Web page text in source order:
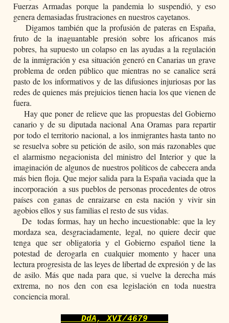
Fuerzas Armadas porque la pandemia lo suspendió, y eso
genera demasiadas frustraciones en nuestros cayetanos.
fruto de la inaguantable presión sobre los africanos más
pobres, ha supuesto un colapso en las ayudas a la regulación
de la inmigración y esa situación generó en Canarias un grave
problema de orden público que mientras no se canalice será
pasto de los informativos y de las difusiones injuriosas por las
redes de quienes más prejuicios tienen hacia los que vienen de
fuera.
canario y de su diputada nacional Ana Oramas para repartir
por todo el territorio nacional, a los inmigrantes hasta tanto no
se resuelva sobre su petición de asilo, son más razonables que
el alarmismo negacionista del ministro del Interior y que la
imaginación de algunos de nuestros políticos de cabecera anda
más bien floja. Que mejor salida para la Espa​ña vaciada que la
incorporación  a sus pueblos de personas procedentes de otros
países con ganas de enraizarse en esta nación y vivir sin
agobios ellos y sus familias el resto de sus vidas.
   De  todas formas, hay un hecho incuestionable: que la ley
mordaza sea, desgraciadamente, legal, no quiere decir que
tenga que ser obligatoria y el Gobierno español tiene la
potestad de derogarla en cualquier momento y hacer una
lectura progresista de las leyes de libertad de expresión y de las
de asilo. Más que nada para que, si vuelve la derecha más
extrema, no nos den con esa legislación en toda nuestra
conciencia moral.
    DdA, XVI/4679